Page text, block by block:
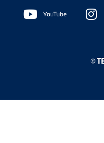
Floating
Sidebar YouTube
©